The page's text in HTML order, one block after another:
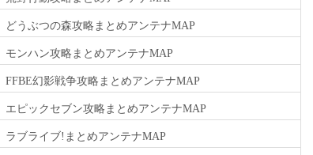
どうぶつの森攻略まとめアンテナMAP
モンハン攻略まとめアンテナMAP
FFBE幻影戦争攻略まとめアンテナMAP
エピックセブン攻略まとめアンテナMAP
ラブライブ!まとめアンテナMAP